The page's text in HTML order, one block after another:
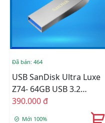
Đã bán: 464
USB SanDisk Ultra Luxe
Z74- 64GB USB 3.2
(SDCZ74-064G-G46)
390.000 đ
Mới 100%